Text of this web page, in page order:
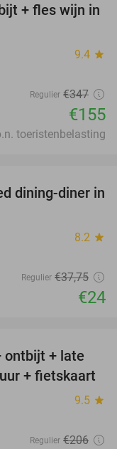
55%
+ fles wijn in
9.4 star
Regulier €347
€155
toeristenbelasting
36%
dining-diner in
8.2 star
Regulier €37,75
€24
59%
ontbijt + late
+ fietskaart
9.5 star
Regulier €206